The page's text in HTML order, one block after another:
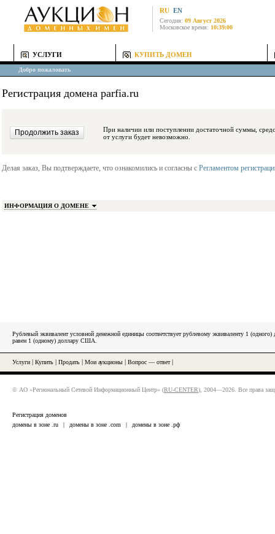
RU EN
Сегодня: 09 Август 2026
Московское время: 10:39:00
УСЛУГИ КУПИТЬ ДОМЕН
Добро пожаловать
Регистрация домена parfia.ru
При наличии или поступлении достаточной суммы, средства будут
от услуги будет невозможно.
Делая заказ, Вы подтверждаете, что ознакомились и согласны с Регламентом
ИНФОРМАЦИЯ О ДОМЕНЕ
Рублевый эквивалент условной денежной единицы соответствует рублевому эквиваленту 1
равен 1 (одному) доллару США.
Услуги Купить Продать Мои аукционы Вопрос — ответ|
© АО «Региональный Сетевой Информационный Центр» (RU-CENTER), 2004—2026. Все права
Регистрация доменов
домены в зоне .ru
| домены в зоне .com | домены в зоне .рф